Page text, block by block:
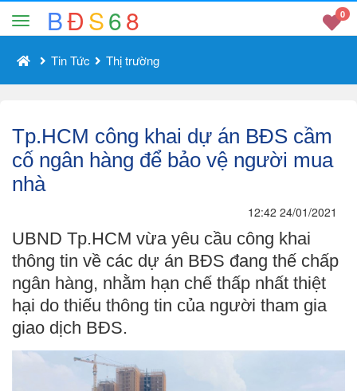
BĐS68 0
Tin Tức Thị trường
Tp.HCM công khai dự án BĐS cầm
cố ngân hàng để bảo vệ người mua
nhà
12:42 24/01/2021
UBND Tp.HCM vừa yêu cầu công khai
thông tin về các dự án BĐS đang thế chấp
ngân hàng, nhằm hạn chế thấp nhất thiệt
hại do thiếu thông tin của người tham gia
giao dịch BĐS.